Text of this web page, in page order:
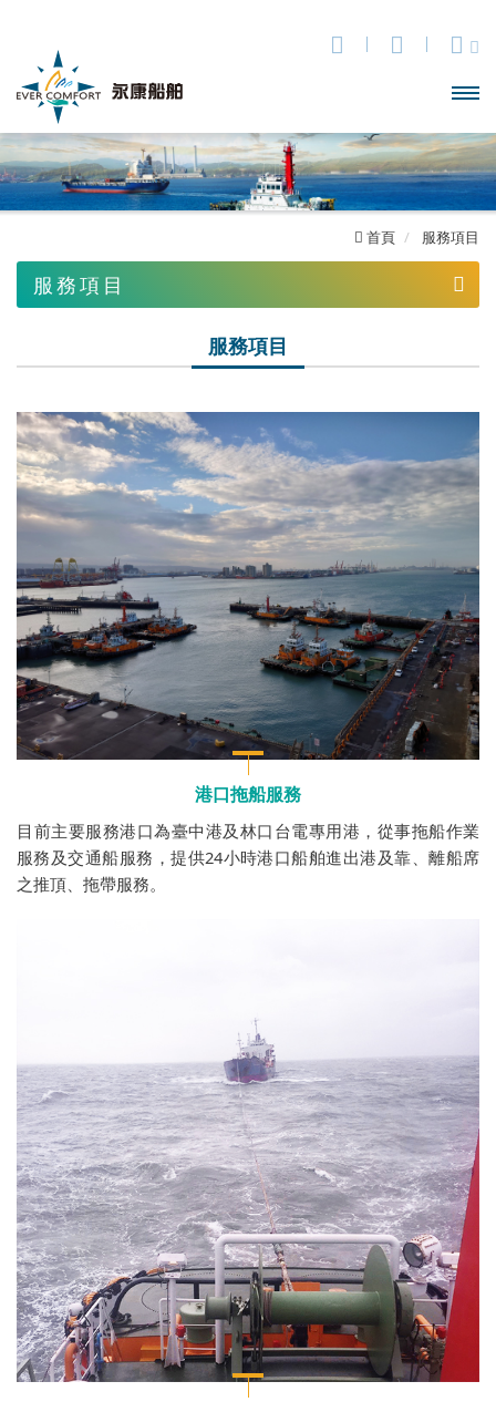
主選
單
首頁 服務項目
服務項目
沿岸拖曳
離岸工程協助
海事工程作業
服務項目
港口拖船服務
目前主要服務港口為臺中港及林口台電專用港，從事拖船作業
服務及交通船服務，提供24小時港口船舶進出港及靠、離船席
之推頂、拖帶服務。